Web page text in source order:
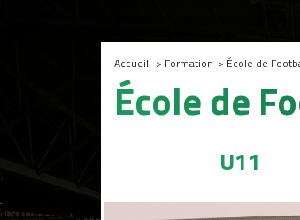
Accueil > Formation > École de
École de
U11